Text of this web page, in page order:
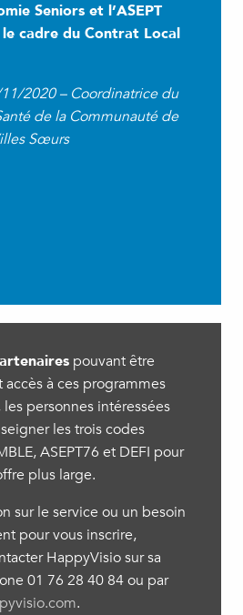
Seniors et l’ASEPT
cadre du Contrat Local
2020 – Coordinatrice du
de la Communauté de
Sœurs
pouvant être
à ces programmes
personnes intéressées
les trois codes
ASEPT76 et DEFI pour
plus large.
sur le service ou un besoin
pour vous inscrire,
HappyVisio sur sa
01 76 28 40 84 ou par
.